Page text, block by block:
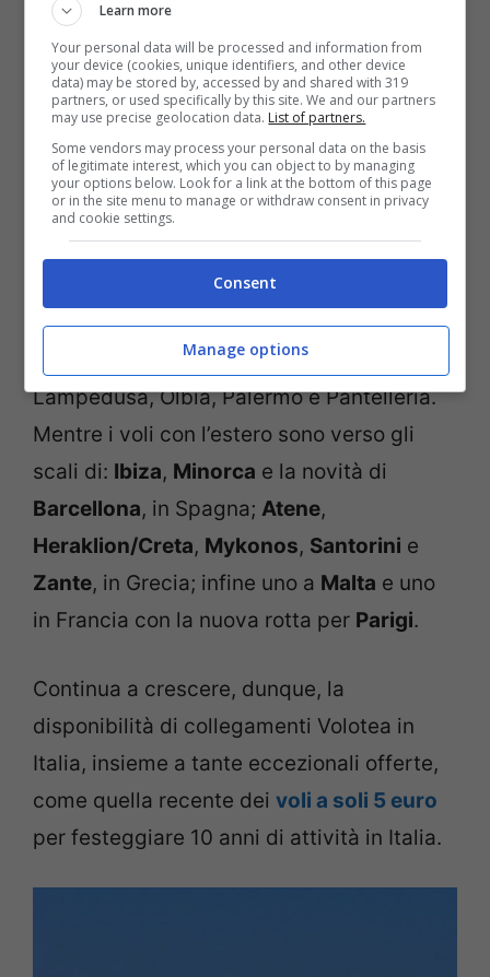
Inoltre, Volotea ha comunicato che dal
prossimo 16 aprileriprenderanno ivoli
estivi per l’isola di Lampedusae
viceversa.
Complessivamente, l’offerta estiva di
Voloteadall’aeroporto Catullo diVerona
18 rotte, di cui
10 verso l’estero. I voli interni sono per
Alghero, Bari, Cagliari, Catania,
Lampedusa, Olbia, Palermo e Pantelleria.
Mentre i voli con l’estero sono verso gli
scali di: Ibiza, Minorca e la novità di
Barcellona, in Spagna; Atene,
Heraklion/Creta, Mykonos, Santorini e
Zante, in Grecia; infine uno a Malta e uno
in Francia con la nuova rotta per Parigi.
Continua a crescere, dunque, la
disponibilità di collegamenti Volotea in
Italia, insieme a tante eccezionali offerte,
come quella recente dei voli a soli 5 euro
per festeggiare 10 anni di attività in Italia.
Learn more
Your personal data will be processed and information from
your device (cookies, unique identifiers, and other device
data) may be stored by, accessed by and shared with 319
partners, or used specifically by this site. We and our partners
may use precise geolocation data. List of partners.
Some vendors may process your personal data on the basis
of legitimate interest, which you can object to by managing
your options below. Look for a link at the bottom of this page
or in the site menu to manage or withdraw consent in privacy
and cookie settings.
Consent
Manage options